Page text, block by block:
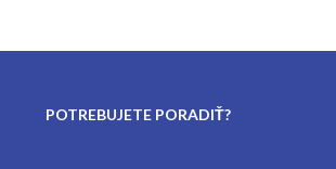
POTREBUJETE PORADIŤ?